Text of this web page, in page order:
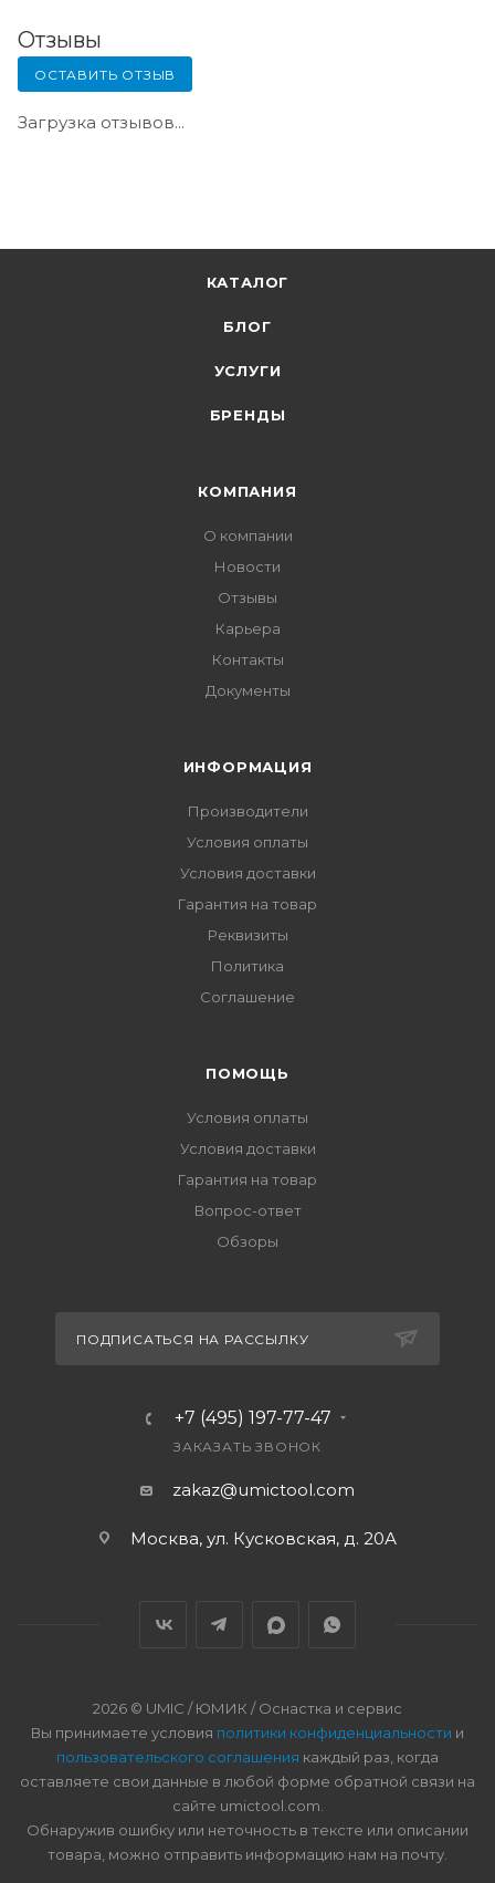
Отзывы
ОСТАВИТЬ ОТЗЫВ
Загрузка отзывов...
КАТАЛОГ
БЛОГ
УСЛУГИ
БРЕНДЫ
КОМПАНИЯ
О компании
Новости
Отзывы
Карьера
Контакты
Документы
ИНФОРМАЦИЯ
Производители
Условия оплаты
Условия доставки
Гарантия на товар
Реквизиты
Политика
Соглашение
ПОМОЩЬ
Условия оплаты
Условия доставки
Гарантия на товар
Вопрос-ответ
Обзоры
ПОДПИСАТЬСЯ НА РАССЫЛКУ
+7 (495) 197-77-47
ЗАКАЗАТЬ ЗВОНОК
zakaz@umictool.com
Москва, ул. Кусковская, д. 20А
2026 © UMIC / ЮМИК / Оснастка и сервис
Вы принимаете условия политики конфиденциальности и
пользовательского соглашения каждый раз, когда
оставляете свои данные в любой форме обратной связи на
сайте umictool.com.
Обнаружив ошибку или неточность в тексте или описании
товара, можно отправить информацию нам на почту.